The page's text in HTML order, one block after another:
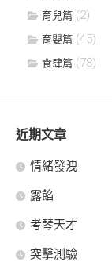
育兒篇 (2)
育嬰篇 (45)
食肆篇 (78)
近期文章
情緒發洩
露餡
考琴天才
突擊測驗